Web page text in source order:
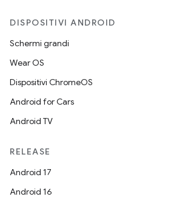
DISPOSITIVI ANDROID
Schermi grandi
Wear OS
Dispositivi ChromeOS
Android for Cars
Android TV
RELEASE
Android 17
Android 16